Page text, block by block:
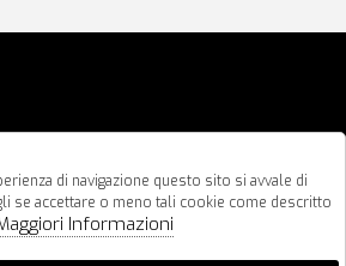
di navigazione questo sito si avvale di
se accettare o meno tali cookie come descritto
Informazioni